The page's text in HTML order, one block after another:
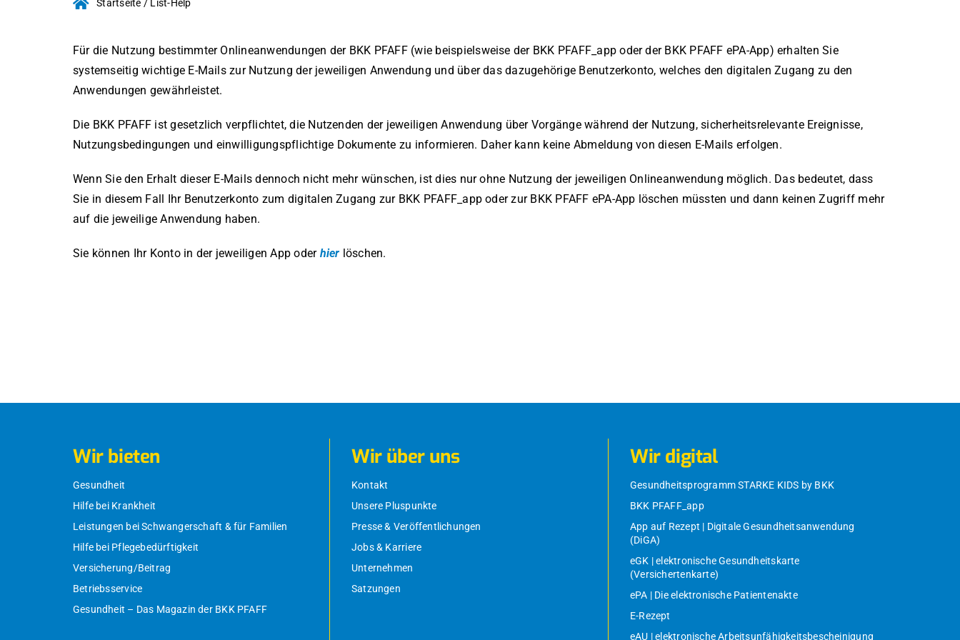
Startseite / List-Help
Für die Nutzung bestimmter Onlineanwendungen der BKK PFAFF (wie beispielsweise der BKK PFAFF_app oder der BKK PFAFF ePA-App) erhalten Sie
systemseitig wichtige E-Mails zur Nutzung der jeweiligen Anwendung und über das dazugehörige Benutzerkonto, welches den digitalen Zugang zu den
Anwendungen gewährleistet.
Die BKK PFAFF ist gesetzlich verpflichtet, die Nutzenden der jeweiligen Anwendung über Vorgänge während der Nutzung, sicherheitsrelevante Ereignisse,
Nutzungsbedingungen und einwilligungspflichtige Dokumente zu informieren. Daher kann keine Abmeldung von diesen E-Mails erfolgen.
Wenn Sie den Erhalt dieser E-Mails dennoch nicht mehr wünschen, ist dies nur ohne Nutzung der jeweiligen Onlineanwendung möglich. Das bedeutet, dass
Sie in diesem Fall Ihr Benutzerkonto zum digitalen Zugang zur BKK PFAFF_app oder zur BKK PFAFF ePA-App löschen müssten und dann keinen Zugriff mehr
auf die jeweilige Anwendung haben.
Sie können Ihr Konto in der jeweiligen App oder hier löschen.
Wir bieten
Gesundheit
Hilfe bei Krankheit
Leistungen bei Schwangerschaft & für Familien
Hilfe bei Pflegebedürftigkeit
Versicherung/Beitrag
Betriebsservice
Gesundheit – Das Magazin der BKK PFAFF
Wir über uns
Kontakt
Unsere Pluspunkte
Presse & Veröffentlichungen
Jobs & Karriere
Unternehmen
Satzungen
Wir digital
Gesundheitsprogramm STARKE KIDS by BKK
BKK PFAFF_app
App auf Rezept | Digitale Gesundheitsanwendung
(DiGA)
eGK | elektronische Gesundheitskarte
(Versichertenkarte)
ePA | Die elektronische Patientenakte
E-Rezept
eAU | elektronische Arbeitsunfähigkeitsbescheinigung